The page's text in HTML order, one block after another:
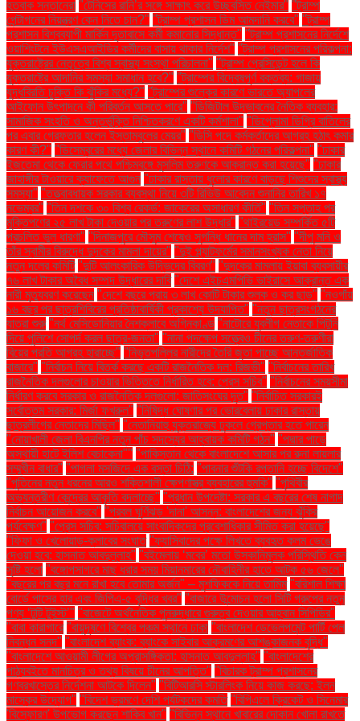
হতবাক সন্তানেরা "টেনিসের রানি’র সঙ্গে সাক্ষাৎ করে উচ্ছ্বসিত নেইমার" "ট্রাম্প
পেন্টাগনের নিয়ন্ত্রণ কেন নিতে চান?" "ট্রাম্প প্রশাসন ডিম আমদানি করবে" "ট্রাম্প
প্রশাসন বিশ্বব্যাপী মার্কিন দূতাবাসে কর্মী কমানোর সিদ্ধান্ত" "ট্রাম্প প্রশাসনের নির্দেশে
ওয়াশিংটনে ইউএসএআইডির কর্মীদের বাসায় থাকার নির্দেশ" "ট্রাম্প প্রশাসনের পরিকল্পনা:
যুক্তরাষ্ট্রের নেতৃত্বে বিশ্ব স্বাস্থ্য সংস্থা পরিচালনা" "ট্রাম্প প্রেসিডেন্ট হলে কি
যুক্তরাষ্ট্রে আদানির সমস্যা সমাধান হবে?" "ট্রাম্পের বিদ্বেষপূর্ণ বক্তব্য: গাজায়
যুদ্ধবিরতি চুক্তি কি ঝুঁকির মধ্যে?" "ট্রাম্পের শুল্কের কারণে ভারতে অ্যাপলের
আইফোন উৎপাদনে কী পরিবর্তন আসতে পারে" "ডিজিটাল উদ্ভাবনের নৈতিক ব্যবহার:
সামাজিক সংহতি ও অন্তর্ভুক্তি নিশ্চিতকরণে একটি কর্মশালা" "ডিপ্লোমা ডিগ্রি বাতিলের
পর এবার গ্রেফতার হলেন ইস্তাম্বুলের মেয়র" "ডিসি পদে কর্মকর্তাদের আগ্রহ হঠাৎ কমার
কারণ কী?" "ডিসেম্বরের মধ্যে জেলার বিভিন্ন স্থানে কমিটি গঠনের পরিকল্পনা" "ঢাকার
ইজতেমা থেকে ফেরার পথে পশ্চিমবঙ্গে মুসলিম তরুণকে আক্রান্ত করা হয়েছে" "ঢাকার
জাহাঙ্গীর টাওয়ারে ক্যাফেতে আগুন "ঢাকার রাস্তায় ধুলোর কারণে বাড়ছে শিশুদের স্বাস্থ্য
সমস্যা" "তত্ত্বাবধায়ক সরকার ব্যবস্থা নিয়ে ৩টি রিভিউ আবেদন শুনানির তারিখ ১৭
নভেম্বর" "তিন দশকে ৩০ বিশ্ব রেকর্ড: জাকেরের অসাধারণ কীর্তি" "তিন সপ্তাহ পর
মুক্তিপণের ২৫ লাখ টাকা দেওয়ার পর তরুণের লাশ উদ্ধার" "থাইরয়েড সম্পর্কিত ৫টি
প্রচলিত ভুল ধারণা" "দিনাজপুরে মৌসুম শেষেও সুগন্ধি ধানের দাম হ্রাস" "দীপু মনি ও
তাঁর স্বামীর বিরুদ্ধে দুদকের মামলা দায়ের" "দুই প্ল্যাটফর্মের সমানসংখ্যক নেতা নিয়ে
নতুন দলের কমিটি "দুটি আলংকারিক উদ্ভিদের বিবরণ" "দুদকের মামলায় ইয়াবা ব্যবসায়ীর
৭৬ লাখ টাকার অবৈধ সম্পদ উদ্ধারের দাবি "দেশে এইচএমপিভি ভাইরাসে আক্রান্ত এক
নারী মৃত্যুবরণ করেছেন "দেশে বছরে প্রায় ৩ লাখ কোটি টাকার শুল্ক ও কর ছাড়" "নওগাঁয়
১৬ বছর পর ছাত্রশিবিরের প্রতিষ্ঠাবার্ষিকী প্রকাশ্যে উদযাপিত" "নতুন ছাত্রসংগঠনের
যাত্রা শুরু "নর্থ মেসিডোনিয়ার নৈশক্লাবে অগ্নিকাণ্ড "নাটোরে যুবলীগ নেতাকে পিটুনি
দিয়ে পুলিশে সোপর্দ করল ছাত্র-জনতা" "নানা পদক্ষেপ সত্ত্বেও চীনের তরুণ-তরুণীরা
বিয়ের প্রতি আগ্রহ হারাচ্ছে" "নিভৃতপল্লির নারীদের তৈরি জুতা পাচ্ছে আন্তর্জাতিক
বাজারে" "নির্বাচন নিয়ে বিতর্ক করছে একটি রাজনৈতিক দল: রিজভী" "নির্বাচনের তারিখ
রাজনৈতিক দলগুলোর চাওয়ার ভিত্তিতে নির্ধারিত হবে: প্রেস সচিব" "নির্বাচনের সময়সীমা
নির্ধারণ করবে সরকার ও রাজনৈতিক দলগুলো: জাতিসংঘের দূত" "নির্বাচিত সরকারই
সর্বোত্তম সরকার: মির্জা ফখরুল" "নিষিদ্ধ ঘোষণার পর ভোরবেলায় ঢাকার রাস্তায়
ছাত্রলীগের নেতাদের মিছিল" "নেতানিয়াহু যুক্তরাজ্যে ঢুকলে গ্রেপ্তার হতে পারেন
"নোয়াখালী জেলা বিএনপির নতুন পাঁচ সদস্যের আহ্বায়ক কমিটি গঠন" "পদ্মার পাড়ে
অস্থায়ী হাটে ইলিশ বেচাকেনা"'' "পাকিস্তান থেকে বাংলাদেশে আসার পর রুনা লায়লার
সম্মুখীন বাধার" "পাগলা মসজিদে এক বস্তা চিঠি: "পাবনার শুঁটকি রপ্তানি হচ্ছে বিদেশে"
"পুতিনের নতুন ধরনের আরও শক্তিশালী ক্ষেপণাস্ত্র ব্যবহারের হুমকি" "পৃথিবীর
অভ্যন্তরীণ কেন্দ্রের আকৃতি বদলাচ্ছে" "প্রধান উপদেষ্টা: সরকার এ বছরের শেষ নাগাদ
নির্বাচন আয়োজন করবে" "প্রবল ঘূর্ণিঝড় 'দানা' আসন্ন: বাংলাদেশের জন্য ঝুঁকির
পর্যবেক্ষণ" "প্রেস সচিব: সচিবালয়ে সাংবাদিকদের প্রবেশাধিকার সীমিত করা হয়েছে"
"ফিফা ও খেলোয়াড়-ক্লাবের সংঘাত "ফ্যাসিবাদের পক্ষে লিখতে ব্যবহৃত কলম ভেঙে
দেওয়া হবে: হাসনাত আবদুল্লাহ" "বইমেলায় ‘মবের’ মতো উসকানিমূলক পরিস্থিতি কেন
সৃষ্টি হলো "বঙ্গোপসাগরে মাছ ধরার সময় মিয়ানমারের নৌবাহিনীর হাতে আটক ৫৬ জেলে"
"বছরের পর বছর মনে রাখা হবে তোমার অর্জন" – মুশফিককে নিয়ে তামিম "বরিশাল শিক্ষা
বোর্ডে পাসের হার এবং জিপিএ-৫ বৃদ্ধির খবর" "বাজারে উন্মোচন হলো সিটি গ্রুপের নতুন
পণ্য ‘টুটি টুইস্ট’" "বাজেটে অর্থনৈতিক পুনরুদ্ধারে গুরুত্ব দেওয়ার আহ্বান সিপিডির"
"বাবা কারাগারে "বায়ুদূষণে বিশ্বের পঞ্চম স্থানে ঢাকা "বাংলাদেশ ডেভেলপমেন্ট পার্টি পেল
নিবন্ধন সনদ" "বাংলাদেশ ব্যাংক: ব্যাংকে সাইবার আক্রমণের আশঙ্কাজনক বৃদ্ধি"
"বাংলাদেশে আওয়ামী লীগের অপ্রাসঙ্গিকতা: হাসনাত আবদুল্লাহ" "বাংলাদেশের
পাঠ্যবইতে মানচিত্র ও তথ্য বিষয়ে চীনের আপত্তি" "বিচারক ট্রাম্প প্রশাসনের
গণবরখাস্তের নির্দেশনা আটকে দিলেন" "বিটিআরসি স্টারলিংক নিয়ে কাজ করছে: ইলন
মাস্কের উদ্যোগ" "বিদেশ ভ্রমণে দেশি পর্যটকদের কমতি "বিপিএলে ক্রিকেট ও সিনেমার
'বিস্ফোরণ' উপভোগ করছেন শাকিব খান" "বিভিন্ন স্থানে খাবারের দোকান খোলা রাখতে